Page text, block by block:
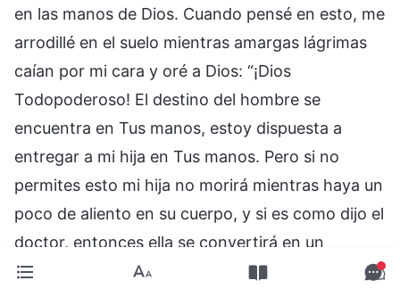
en las manos de Dios. Cuando pensé en esto, me
arrodillé en el suelo mientras amargas lágrimas
caían por mi cara y oré a Dios: “¡Dios
Todopoderoso! El destino del hombre se
encuentra en Tus manos, estoy dispuesta a
entregar a mi hija en Tus manos. Pero si no
permites esto mi hija no morirá mientras haya un
poco de aliento en su cuerpo, y si es como dijo el
doctor, entonces ella se convertirá en un
vegetal, y yo no te culparé, continuaré